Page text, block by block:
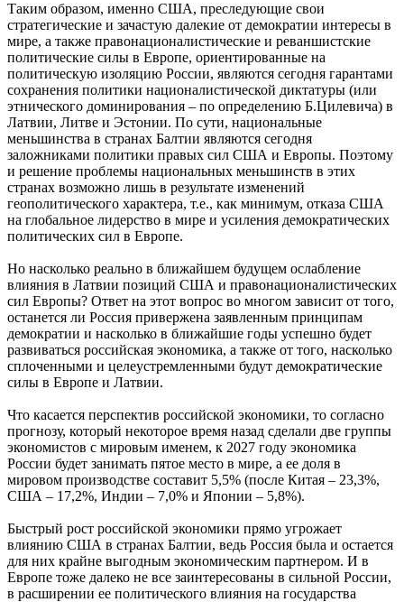
Таким образом, именно США, преследующие свои
стратегические и зачастую далекие от демократии интересы в
мире, а также правонационалистические и реваншистские
политические силы в Европе, ориентированные на
политическую изоляцию России, являются сегодня гарантами
сохранения политики националистической диктатуры (или
этнического доминирования – по определению Б.Цилевича) в
Латвии, Литве и Эстонии. По сути, национальные
меньшинства в странах Балтии являются сегодня
заложниками политики правых сил США и Европы. Поэтому
и решение проблемы национальных меньшинств в этих
странах возможно лишь в результате изменений
геополитического характера, т.е., как минимум, отказа США
на глобальное лидерство в мире и усиления демократических
политических сил в Европе.
Но насколько реально в ближайшем будущем ослабление
влияния в Латвии позиций США и правонационалистических
сил Европы? Ответ на этот вопрос во многом зависит от того,
останется ли Россия привержена заявленным принципам
демократии и насколько в ближайшие годы успешно будет
развиваться российская экономика, а также от того, насколько
сплоченными и целеустремленными будут демократические
силы в Европе и Латвии.
Что касается перспектив российской экономики, то согласно
прогнозу, который некоторое время назад сделали две группы
экономистов с мировым именем, к 2027 году экономика
России будет занимать пятое место в мире, а ее доля в
мировом производстве составит 5,5% (после Китая – 23,3%,
США – 17,2%, Индии – 7,0% и Японии – 5,8%).
Быстрый рост российской экономики прямо угрожает
влиянию США в странах Балтии, ведь Россия была и остается
для них крайне выгодным экономическим партнером. И в
Европе тоже далеко не все заинтересованы в сильной России,
в расширении ее политического влияния на государства